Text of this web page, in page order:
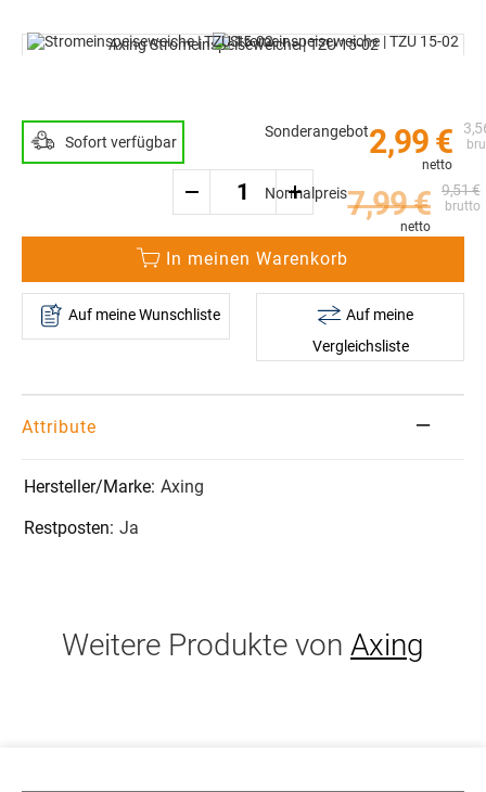
Sonderangebot2,99 €
Normalpreis 9,51 €
7,99 €
Sofort verfügbar
In meinen Warenkorb
Auf meine Wunschliste
Auf meine
Vergleichsliste
Ende
Axing Stromeinspeiseweiche | TZU 15-02
Bildergalerie
springen
Attribute
Axing
Ja
Weitere Produkte von Axing